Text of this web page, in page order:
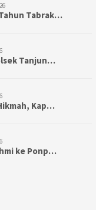
Tabrak…
Tanjun…
Kap…
ke Ponp…